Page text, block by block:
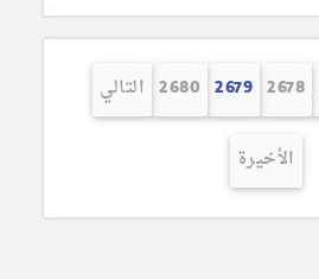
2678
2679
2680 التالي
الأخيرة